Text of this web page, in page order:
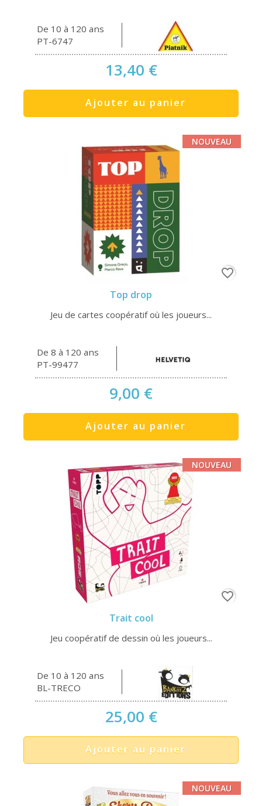
De 10 à 120 ans
PT-6747
13,40 €
Ajouter au panier
Top drop
Jeu de cartes coopératif où les joueurs...
De 8 à 120 ans
PT-99477
9,00 €
Ajouter au panier
NOUVEAU
favorite_border
Trait cool
Jeu coopératif de dessin où les joueurs...
De 10 à 120 ans
BL-TRECO
25,00 €
Ajouter au panier
NOUVEAU
favorite_border
NOUVEAU